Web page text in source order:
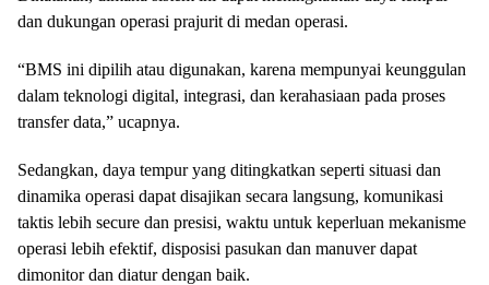
dan dukungan operasi prajurit di medan operasi.
“BMS ini dipilih atau digunakan, karena mempunyai keunggulan
dalam teknologi digital, integrasi, dan kerahasiaan pada proses
transfer data,” ucapnya.
Sedangkan, daya tempur yang ditingkatkan seperti situasi dan
dinamika operasi dapat disajikan secara langsung, komunikasi
taktis lebih secure dan presisi, waktu untuk keperluan mekanisme
operasi lebih efektif, disposisi pasukan dan manuver dapat
dimonitor dan diatur dengan baik.